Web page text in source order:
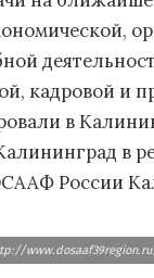
кадровой и
в
в
России